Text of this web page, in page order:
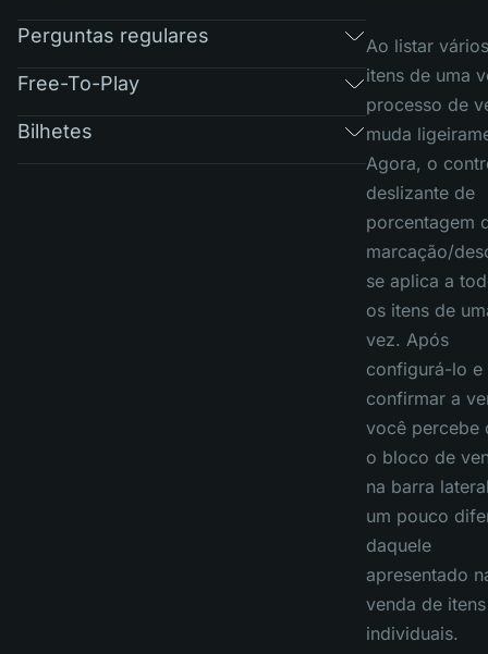
Perguntas regulares
Free-To-Play
Bilhetes
Ao listar vários
itens de uma
processo de
muda
Agora, o
deslizante de
porcentagem
marcação/
se aplica a
os itens de
vez. Após
configurá-lo e
confirmar a
você percebe
o bloco de
na barra
um pouco
daquele
apresentado
venda de itens
individuais.